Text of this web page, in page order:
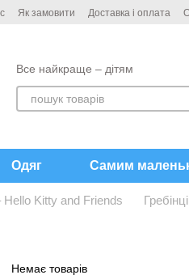
Як замовити Доставка і оплата
Все найкраще – дітям
Одяг Самим
Hello Kitty and Friends Гребінці
Немає товарів